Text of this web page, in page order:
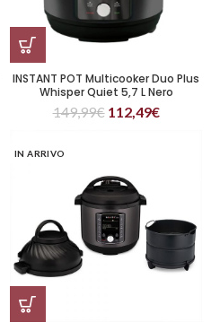
INSTANT POT Multicooker Duo Plus
Whisper Quiet 5,7 L Nero
149,99€ 112,49€
IN ARRIVO